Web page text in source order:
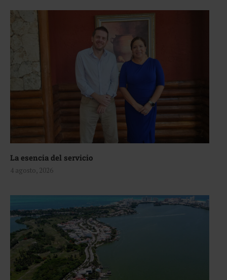
La esencia del servicio
4 agosto, 2026